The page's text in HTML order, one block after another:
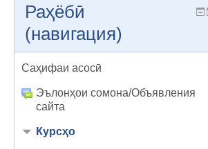
Раҳёбӣ
(навигация)
Саҳифаи асосӣ
Эълонҳои сомона/Объявления
сайта
Курсҳо